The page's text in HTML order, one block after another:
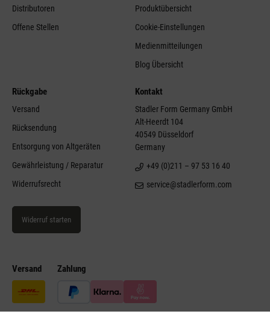
Versand Zahlung
Distributoren
Offene Stellen
Produktübersicht
Cookie-Einstellungen
Medienmitteilungen
Blog Übersicht
Rückgabe
Versand
Rücksendung
Entsorgung von Altgeräten
Gewährleistung / Reparatur
Widerrufsrecht
Widerruf starten
Kontakt
Stadler Form Germany GmbH
Alt-Heerdt 104
40549 Düsseldorf
Germany
+49 (0)211 – 97 53 16 40
service@stadlerform.com